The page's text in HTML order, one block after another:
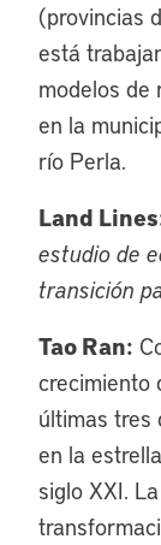
(provincias
está
modelos de
en la
río Perla.
Land
estudio de
transición
Tao Ran:
crecimiento
últimas tres
en la
siglo XXI.